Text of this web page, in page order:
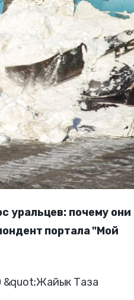
уральцев: почему они
портала "Мой